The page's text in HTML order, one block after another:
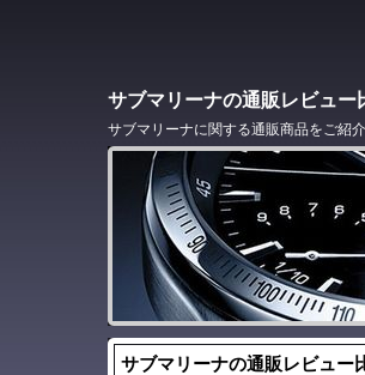
サブマリーナの通販レビュー
サブマリーナに関する通販商品をご紹介
サブマリーナの通販レビュー